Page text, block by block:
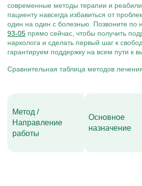
современные методы терапии и
пациенту навсегда избавиться от
один на один с болезнью. Позвоните по
93-05 прямо сейчас, чтобы получить
нарколога и сделать первый шаг к
гарантируем поддержку на всем пути к
Сравнительная таблица методов
Метод /
Направление
работы
Основное
назначение